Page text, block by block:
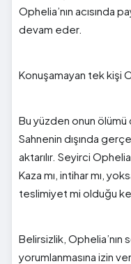
Ophelia’nın acısında
devam eder.
Konuşamayan tek kişi
Bu yüzden onun
Sahnenin dışında
aktarılır. Seyirci
Kaza mı, intihar mı,
teslimiyet mi olduğu
Belirsizlik, Ophelia’nın
yorumlanmasına izin